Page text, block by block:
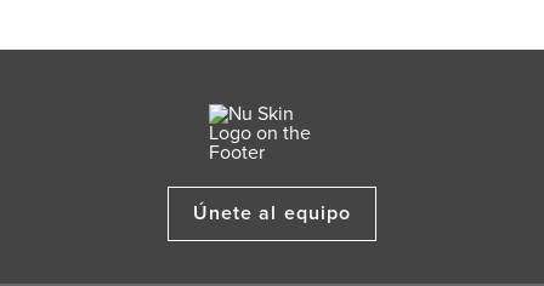
Únete al equipo